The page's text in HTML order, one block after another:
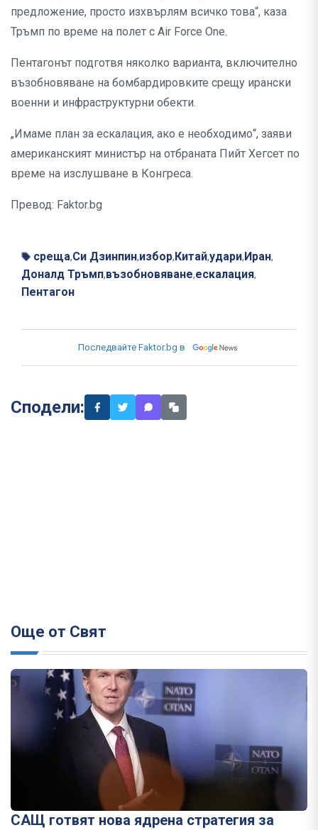
предложение, просто изхвърлям всичко това“, каза
Тръмп по време на полет с Air Force One.
Пентагонът подготвя няколко варианта, включително
възобновяване на бомбардировките срещу ирански
военни и инфраструктурни обекти.
„Имаме план за ескалация, ако е необходимо“, заяви
американският министър на отбраната Пийт Хегсет по
време на изслушване в Конгреса.
Превод: Faktor.bg
среща,Си Дзинпин,избор, Китай,удари, Иран,
Доналд Тръмп,възобновяване,ескалация,
Пентагон
Последвайте Faktor.bg в
Сподели:
Още от Свят
САЩ готвят нова ядрена стратегия за